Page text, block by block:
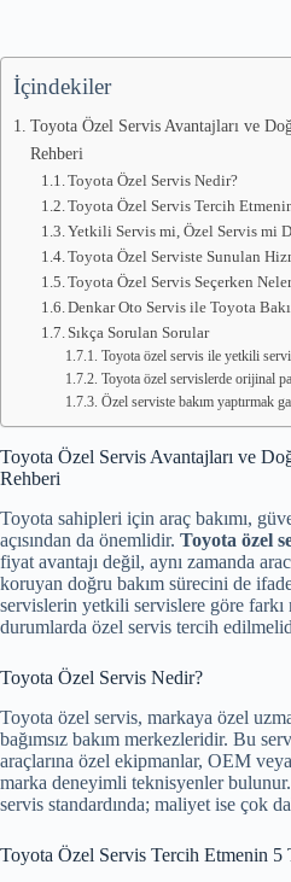
İçindekiler
Toyota Özel Servis Avantajları ve
Rehberi
Toyota Özel Servis Nedir?
Toyota Özel Servis Tercih
Yetkili Servis mi, Özel Servis mi
Toyota Özel Serviste Sunulan
Toyota Özel Servis Seçerken
Denkar Oto Servis ile Toyota
Sıkça Sorulan Sorular
Toyota özel servis ile yetkili
Toyota özel servislerde orijinal
Özel serviste bakım yaptırmak
Toyota Özel Servis Avantajları ve
Rehberi
Toyota sahipleri için araç bakımı,
açısından da önemlidir. Toyota özel
fiyat avantajı değil, aynı zamanda
koruyan doğru bakım sürecini de
servislerin yetkili servislere göre farkı
durumlarda özel servis tercih
Toyota Özel Servis Nedir?
Toyota özel servis, markaya özel
bağımsız bakım merkezleridir. Bu
araçlarına özel ekipmanlar, OEM
marka deneyimli teknisyenler
servis standardında; maliyet ise çok
Toyota Özel Servis Tercih Etmenin 5